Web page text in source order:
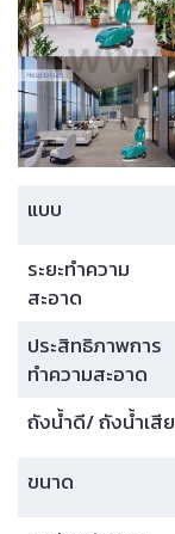
แบบ
ระยะทำความ
สะอาด
ประสิทธิภาพการ
ทำความสะอาด
ถังน้ำดี/ ถังน้ำเสีย
ขนาด